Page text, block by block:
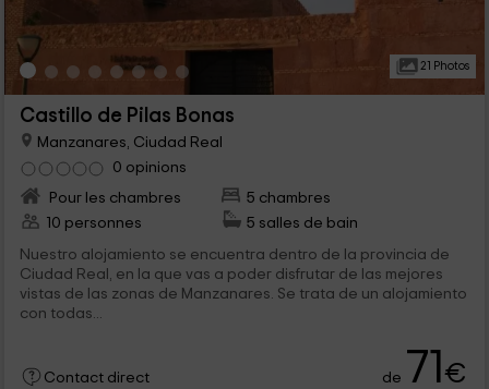
21 Photos
Castillo de Pilas Bonas
Manzanares, Ciudad Real
0 opinions
Pour les chambres
5 chambres
10 personnes
5 salles de bain
Nuestro alojamiento se encuentra dentro de la provincia de
Ciudad Real, en la que vas a poder disfrutar de las mejores
vistas de las zonas de Manzanares. Se trata de un alojamiento
con todas...
Contact direct
de 71€